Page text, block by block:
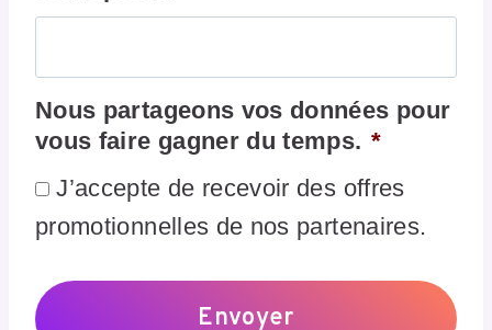
Nous partageons vos données pour
vous faire gagner du temps. *
J’accepte de recevoir des offres
promotionnelles de nos partenaires.